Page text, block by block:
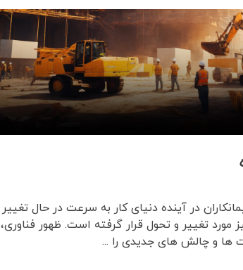
در آینده دنیای کار به سرعت در حال تغییر
مورد تغییر و تحول قرار گرفته است. ظهور فناوری،
ها و چالش های جدیدی را ...